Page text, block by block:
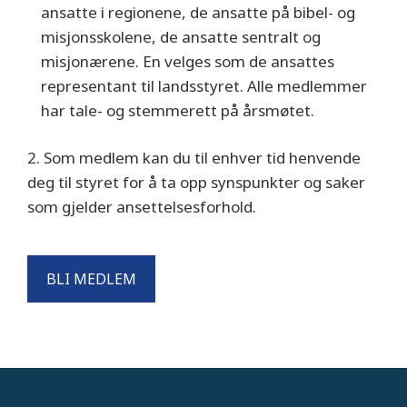
ansatte i regionene, de ansatte på bibel- og
misjonsskolene, de ansatte sentralt og
misjonærene. En velges som de ansattes
representant til landsstyret. Alle medlemmer
har tale- og stemmerett på årsmøtet.
2. Som medlem kan du til enhver tid henvende
deg til styret for å ta opp synspunkter og saker
som gjelder ansettelsesforhold.
BLI MEDLEM